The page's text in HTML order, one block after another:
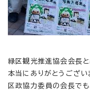
緑区観光推進協会会長と
本当にありがとうござ
区政協力委員の会長で